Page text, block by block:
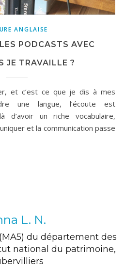
ANGLAISE
PODCASTS AVEC
JE TRAVAILLE ?
une langue, l’écoute est
d’avoir un riche vocabulaire,
et la communication passe
L. N.
du département des
national du patrimoine,